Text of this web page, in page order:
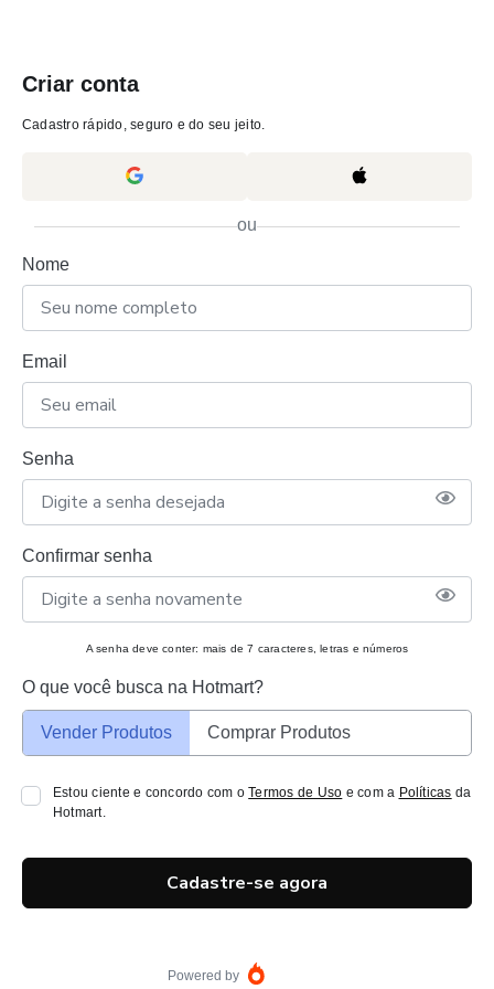
Criar conta
Cadastro rápido, seguro e do seu jeito.
ou
Nome
Email
Senha
Confirmar senha
A senha deve conter: mais de 7 caracteres, letras e números
O que você busca na Hotmart?
Vender Produtos Comprar Produtos
Estou ciente e concordo com oTermos de Uso e com a Políticas da
Hotmart.
Cadastre-se agora
Powered by